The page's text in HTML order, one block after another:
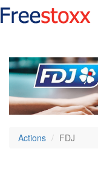
Actions FDJ